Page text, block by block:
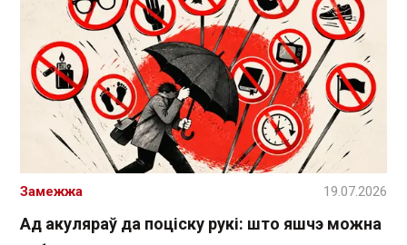
Ад акуляраў да поціску рукі: што яшчэ можна
Замежжа 19.07.2026